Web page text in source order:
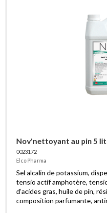
Nov'nettoyant au pin 5
0023172
Elco Pharma
Sel alcalin de potassium,
tensio actif amphotère,
d’acides gras, huile de pin,
composition parfumante,